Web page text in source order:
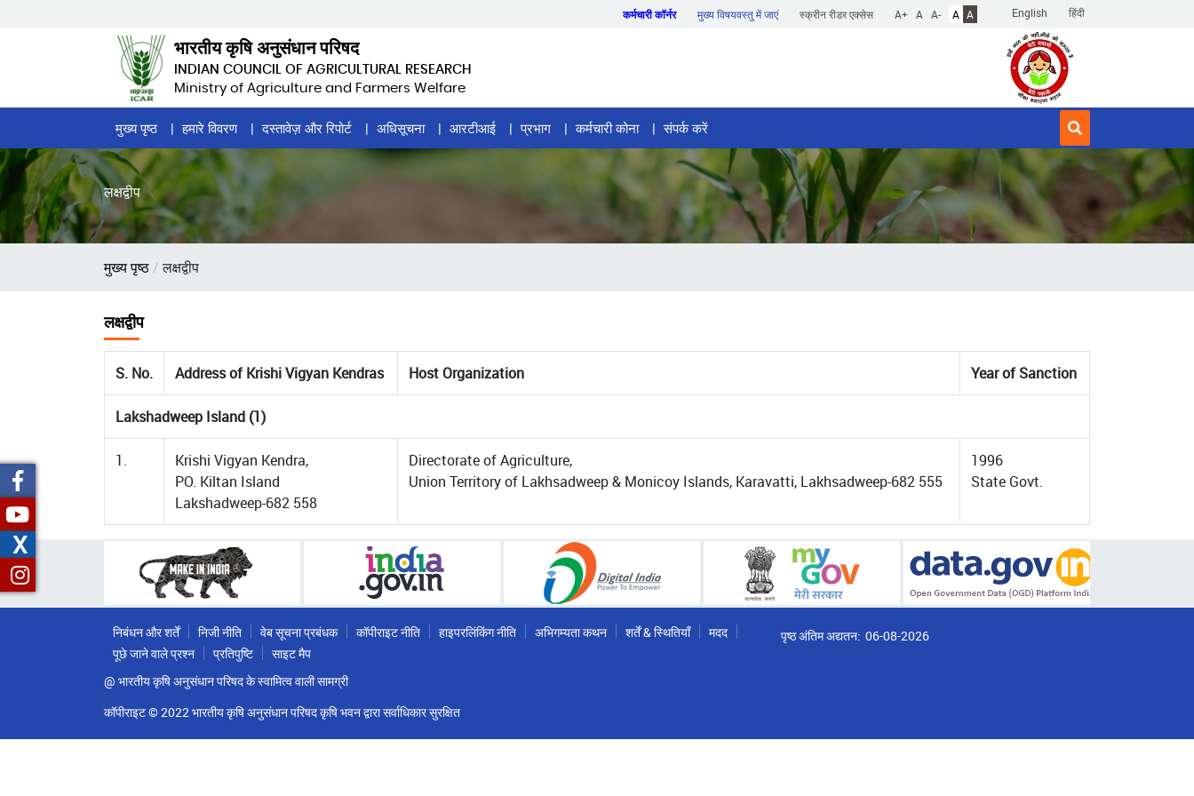
English हिंदी
कर्मचारी कॉर्नर मुख्य विषयवस्तु में जाएं स्क्रीन रीडर एक्सेस A+ A A- A A
भारतीय कृषि अनुसंधान परिषद
INDIAN COUNCIL OF AGRICULTURAL RESEARCH
Ministry of Agriculture and Farmers Welfare
Home
Page
Menu
मुख्य पृष्ठ हमारे विवरण दस्तावेज़ और रिपोर्ट अधिसूचना आरटीआई प्रभाग कर्मचारी कोना संपर्क करें
लक्षद्वीप
पग
मुख्य पृष्ठ लक्षद्वीप
लक्षद्वीप
S. No. Address of Krishi Vigyan Kendras Host Organization Year of Sanction
Lakshadweep Island (1)
1.
Krishi Vigyan Kendra,
PO. Kiltan Island
Lakshadweep-682 558
Directorate of Agriculture,
Union Territory of Lakhsadweep & Monicoy Islands, Karavatti, Lakhsadweep-682 555
1996
State Govt.
निबंधन और शर्तें निजी नीति वेब सूचना प्रबंधक कॉपीराइट नीति हाइपरलिंकिंग नीति अभिगम्यता कथन शर्तें & स्थितियाँ
मदद
पूछे जाने वाले प्रश्न
प्रतिपुष्टि
साइट मैप
@ भारतीय कृषि अनुसंधान परिषद के स्वामित्व वाली सामग्री
कॉपीराइट © 2022 भारतीय कृषि अनुसंधान परिषद कृषि भवन द्वारा सर्वाधिकार सुरक्षित
पृष्ठ अंतिम अद्यतन: 06-08-2026
X